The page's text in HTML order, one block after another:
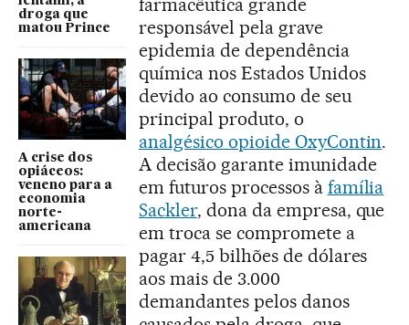
droga que
matou Prince
A crise dos
opiáceos:
veneno para a
economia
norte-
americana
farmacêutica grande
responsável pela grave
epidemia de dependência
química nos Estados Unidos
devido ao consumo de seu
principal produto, o
analgésico opioide OxyContin.
A decisão garante imunidade
em futuros processos à família
Sackler, dona da empresa, que
em troca se compromete a
pagar 4,5 bilhões de dólares
aos mais de 3.000
demandantes pelos danos